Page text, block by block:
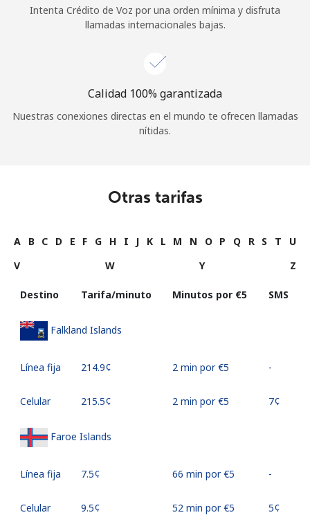
Intenta Crédito de Voz por una orden mínima y disfruta
llamadas internacionales bajas.
Calidad 100% garantizada
Nuestras conexiones directas en el mundo te ofrecen llamadas
nítidas.
Otras tarifas
A B C D E F G H I J K L M N O P Q R S T
U
V
W Y Z
Destino Tarifa/minuto Minutos por ⁦€5⁩ SMS
Falkland Islands
Línea fija ⁦214.9¢⁩ 2 min por ⁦€5⁩ -
Celular ⁦215.5¢⁩ 2 min por ⁦€5⁩ ⁦7¢⁩
Faroe Islands
Línea fija ⁦7.5¢⁩ 66 min por ⁦€5⁩ -
Celular ⁦9.5¢⁩ 52 min por ⁦€5⁩ ⁦5¢⁩